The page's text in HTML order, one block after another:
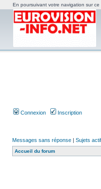
Connexion Inscription
Messages sans réponse | Sujets
Accueil du forum
En poursuivant votre navigation sur